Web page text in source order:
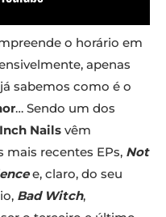
o horário em
apenas
sabemos como é o
… Sendo um dos
Nails vêm
mais recentes EPs, Not
e, claro, do seu
Bad Witch,